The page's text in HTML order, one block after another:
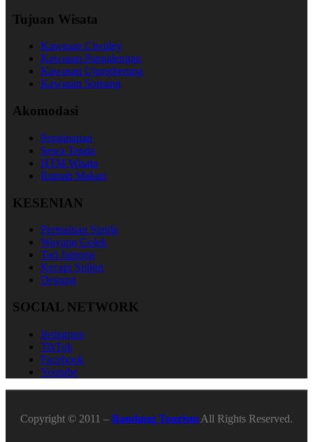
Tujuan Wisata
Kawasan Ciwidey
Kawasan Pangalengan
Kawasan Ujungberung
Kawasan Soreang
Akomodasi
Penginapan
Sewa Tenda
HTM Wisata
Rumah Makan
KESENIAN
Permainan Sunda
Wayang Golek
Tari Jaipong
Kecapi Suling
Degung
SOCIAL NETWORK
Instagram
TikTok
Facebook
Youtube
Copyright © 2011 – Bandung Tourism All Rights Reserved.